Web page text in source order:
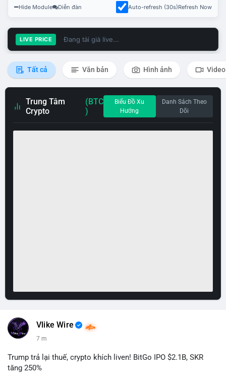
Hide Module Diễn đàn Auto-refresh (30s)Refresh Now
LIVE PRICE Đang tải giá live...
Tất cả Văn bản Hình ảnh Video
Trung Tâm
Crypto
(BTC
)
Biểu Đồ Xu
Hướng
Danh Sách Theo
Dõi
Vlike Wire
7 m
Trump trả lại thuế, crypto khích liven! BitGo IPO $2.1B, SKR
tăng 250%